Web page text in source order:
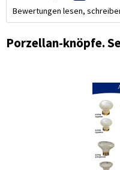
Bewertungen lesen,
Porzellan-knöpfe.